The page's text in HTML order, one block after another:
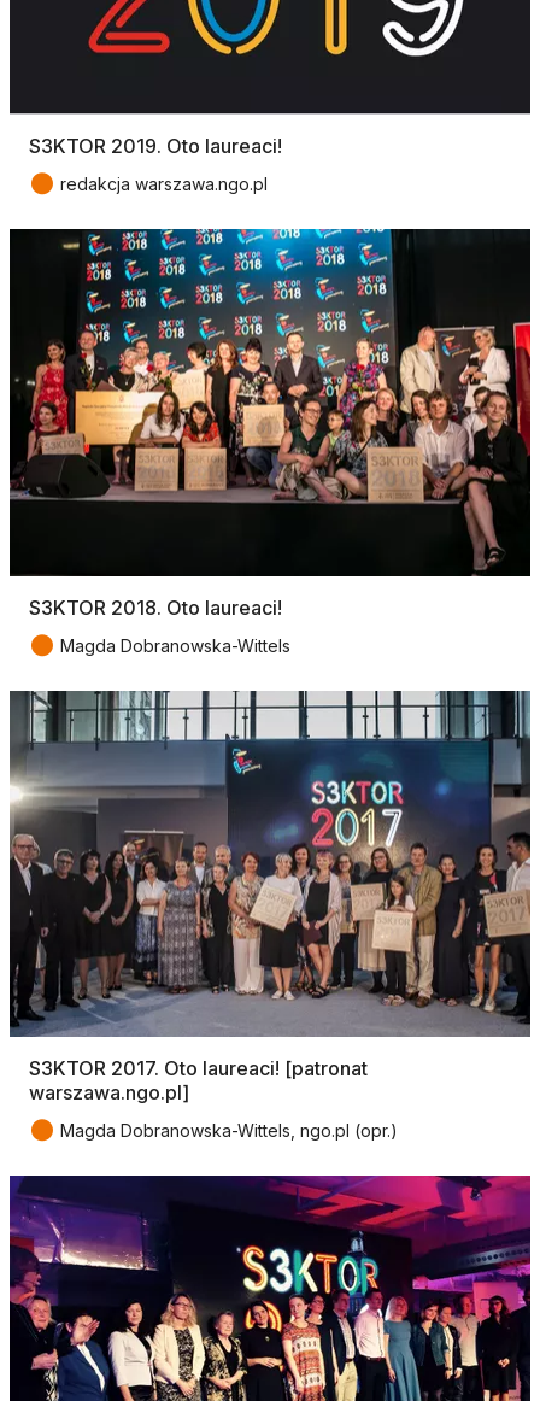
S3KTOR 2019. Oto laureaci!
● redakcja warszawa.ngo.pl
S3KTOR 2018. Oto laureaci!
● Magda Dobranowska-Wittels
S3KTOR 2017. Oto laureaci! [patronat
warszawa.ngo.pl]
● Magda Dobranowska-Wittels, ngo.pl (opr.)